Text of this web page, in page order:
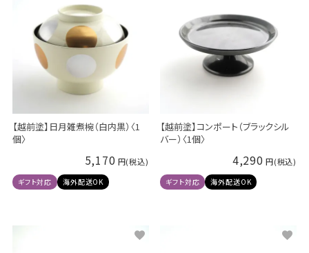
【越前塗】日月雑煮椀（白内黒）〈1
個〉
5,170
ギフト対応 海外配送OK
【越前塗】コンポート（ブラックシル
バー）〈1個〉
4,290
ギフト対応 海外配送OK